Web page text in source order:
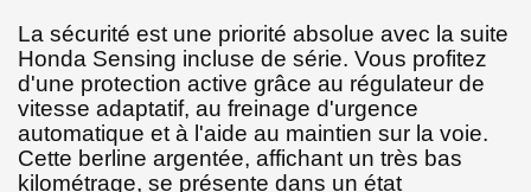
La sécurité est une priorité absolue avec la suite
Honda Sensing incluse de série. Vous profitez
d'une protection active grâce au régulateur de
vitesse adaptatif, au freinage d'urgence
automatique et à l'aide au maintien sur la voie.
Cette berline argentée, affichant un très bas
kilométrage, se présente dans un état